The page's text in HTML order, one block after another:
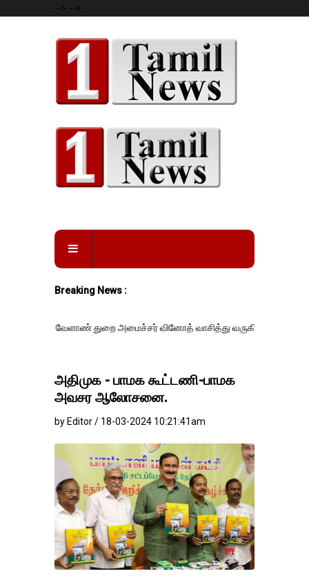
--> -->
Breaking News :
துறை அமைச்சர் வினோத் வாசித்து வருகிறார். �.
அதிமுக - பாமக கூட்டணி-பாமக
அவசர ஆலோசனை.
by Editor / 18-03-2024 10:21:41am